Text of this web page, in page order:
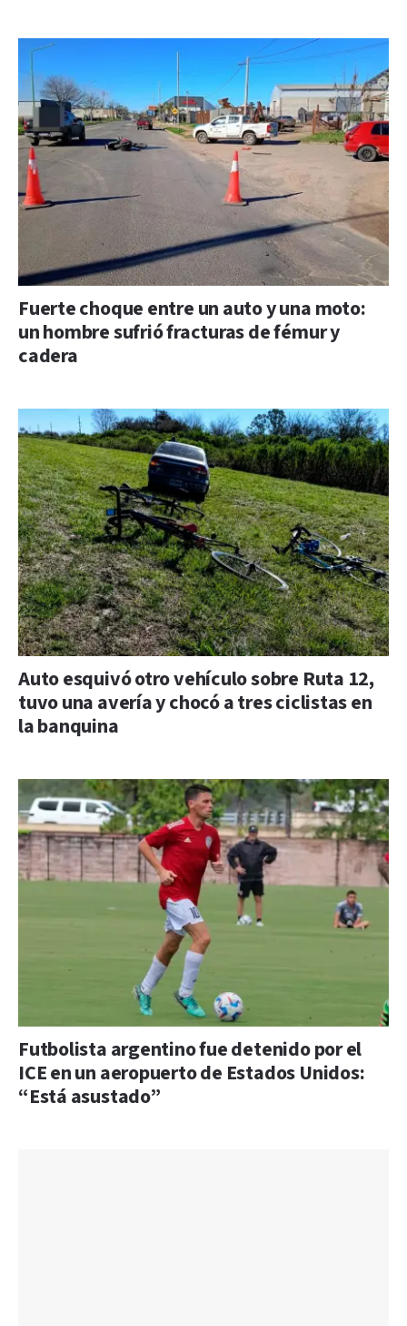
Fuerte choque entre un auto y una moto:
un hombre sufrió fracturas de fémur y
cadera
Auto esquivó otro vehículo sobre Ruta 12,
tuvo una avería y chocó a tres ciclistas en
la banquina
Futbolista argentino fue detenido por el
ICE en un aeropuerto de Estados Unidos:
“Está asustado”